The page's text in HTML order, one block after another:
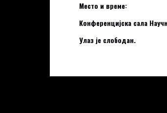
Место и време:
Конференцијска сала
Улаз је слободан.